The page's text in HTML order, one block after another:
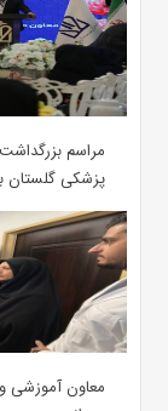
مراسم
پزشکی گلستان
معاون آموزشی